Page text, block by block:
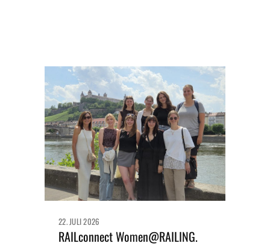
22. JULI 2026
RAILconnect Women@RAILING.